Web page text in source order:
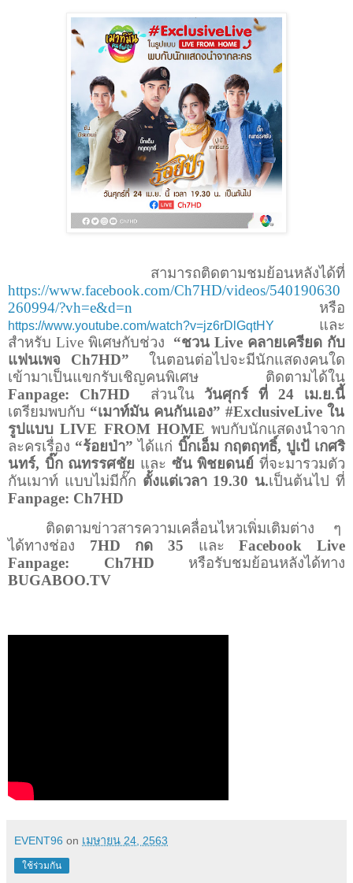
สามารถติดตามชมย้อนหลังได้ที่
https://www.facebook.com/Ch7HD/videos/540190630
260994/?vh=e&d=n หรือ
https://www.youtube.com/watch?v=jz6rDlGqtHY
และ
สำหรับ Liveพิเศษกับช่วง “ชวนLive คลายเครียด กับ
แฟนเพจ Ch7HD”
ในตอนต่อไปจะมีนักแสดงคนใด
เข้ามาเป็นแขกรับเชิญคนพิเศษ ติดตามได้ใน
Fanpage: Ch7HD ส่วนใน วันศุกร์ ที่24 เม.ย.นี้
เตรียมพบกับ “เมาท์มัน คนกันเอง” #ExclusiveLive ใน
รูปแบบLIVE FROM HOME พบกับนักแสดงนำจาก
ละครเรื่อง “ร้อยป่า” ได้แก่ บิ๊กเอ็ม กฤตฤทธิ์, ปูเป้ เกศริ
นทร์, บิ๊ก ณทรรศชัย และ ซัน พิชยดนย์ ที่จะมารวมตัว
กันเมาท์ แบบไม่มีกั๊ก ตั้งแต่เวลา 19.30 น.เป็นต้นไป ที่
Fanpage: Ch7HD
ติดตามข่าวสารความเคลื่อนไหวเพิ่มเติมต่าง ๆ
ได้ทางช่อง 7HD กด35 และFacebook Live
Fanpage: Ch7HD
หรือรับชมย้อนหลังได้ทาง
BUGABOO.TV
EVENT96 on เมษายน 24, 2563
ใช้ร่วมกัน